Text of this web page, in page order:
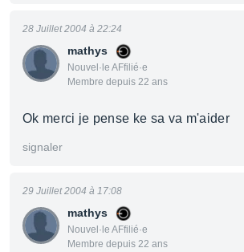
mathys
Nouvel·le AFfilié·e
Membre depuis 22 ans
28 Juillet 2004 à 22:24
Ok merci je pense ke sa va m'aider
signaler
mathys
Nouvel·le AFfilié·e
Membre depuis 22 ans
29 Juillet 2004 à 17:08